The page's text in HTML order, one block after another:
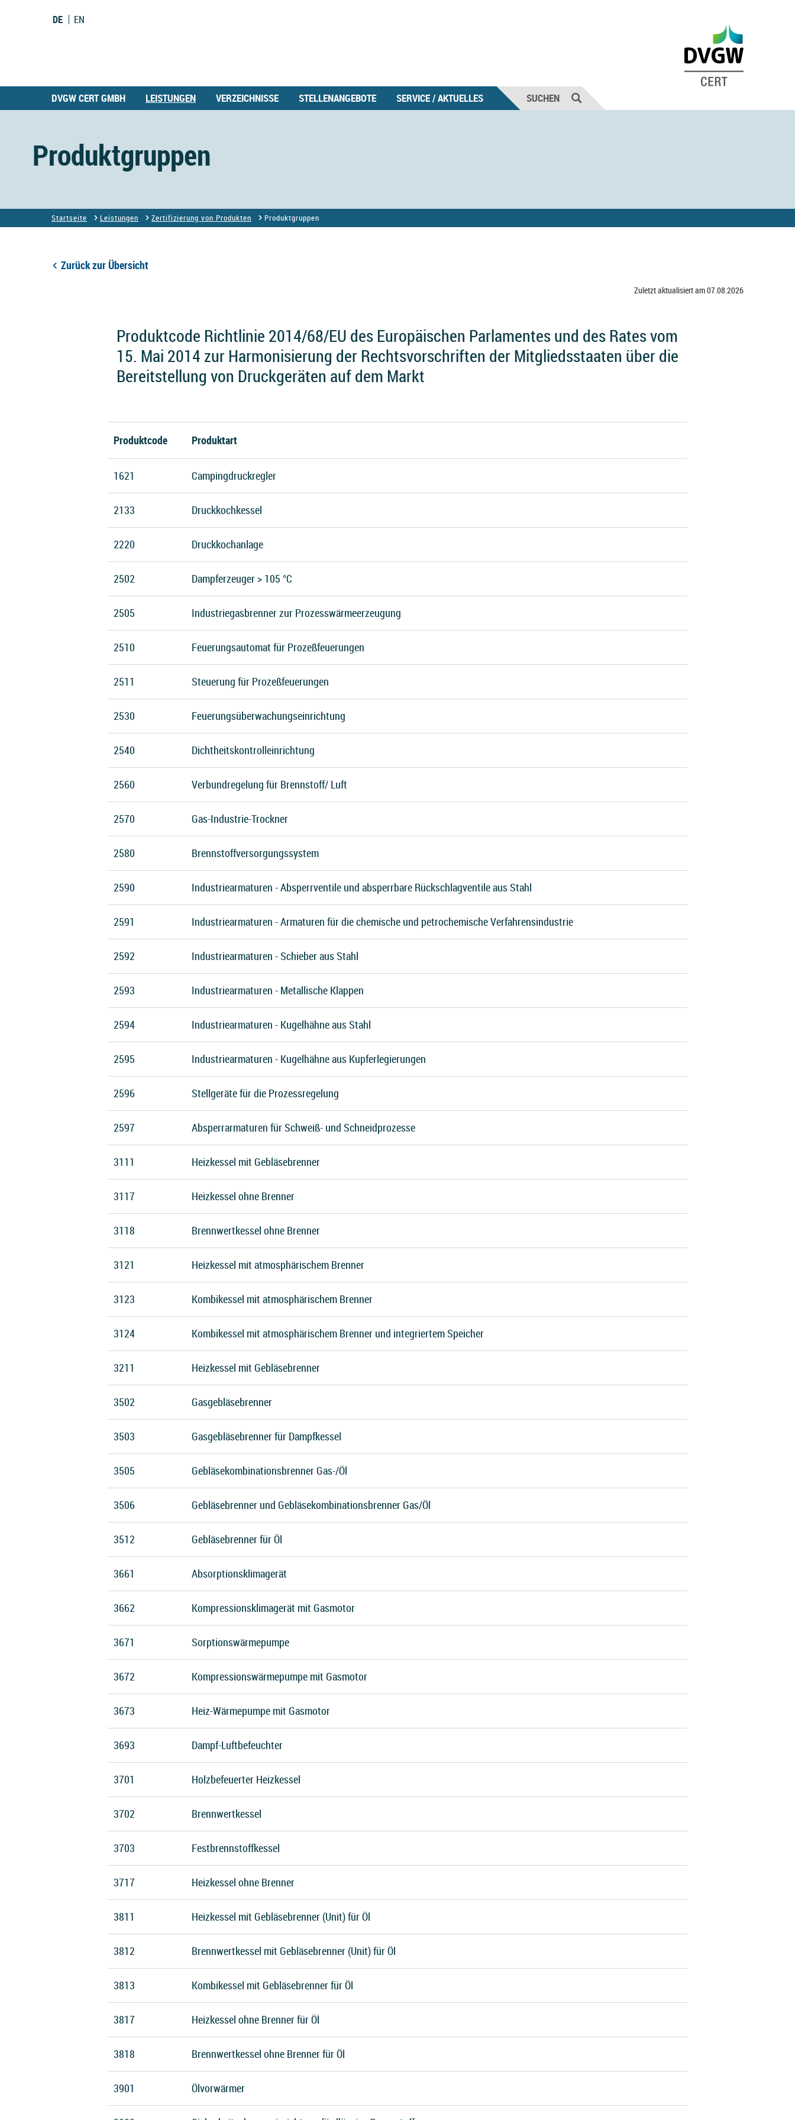
DE EN
DVGW CERT GMBH LEISTUNGEN VERZEICHNISSE STELLENANGEBOTE SERVICE / AKTUELLES SUCHEN
Produktgruppen
Startseite Leistungen Zertifizierung von Produkten Produktgruppen
Zurück zur Übersicht
Zuletzt aktualisiert am 07.08.2026
Produktcode Richtlinie 2014/68/EU des Europäischen Parlamentes und des Rates vom
15. Mai 2014 zur Harmonisierung der Rechtsvorschriften der Mitgliedsstaaten über die
Bereitstellung von Druckgeräten auf dem Markt
Produktcode Produktart
1621 Campingdruckregler
2133 Druckkochkessel
2220 Druckkochanlage
2502 Dampferzeuger > 105 °C
2505 Industriegasbrenner zur Prozesswärmeerzeugung
2510 Feuerungsautomat für Prozeßfeuerungen
2511 Steuerung für Prozeßfeuerungen
2530 Feuerungsüberwachungseinrichtung
2540 Dichtheitskontrolleinrichtung
2560 Verbundregelung für Brennstoff/ Luft
2570 Gas-Industrie-Trockner
2580 Brennstoffversorgungssystem
2590 Industriearmaturen - Absperrventile und absperrbare Rückschlagventile aus Stahl
2591 Industriearmaturen - Armaturen für die chemische und petrochemische Verfahrensindustrie
2592 Industriearmaturen - Schieber aus Stahl
2593 Industriearmaturen - Metallische Klappen
2594 Industriearmaturen - Kugelhähne aus Stahl
2595 Industriearmaturen - Kugelhähne aus Kupferlegierungen
2596 Stellgeräte für die Prozessregelung
2597 Absperrarmaturen für Schweiß- und Schneidprozesse
3111 Heizkessel mit Gebläsebrenner
3117 Heizkessel ohne Brenner
3118 Brennwertkessel ohne Brenner
3121 Heizkessel mit atmosphärischem Brenner
3123 Kombikessel mit atmosphärischem Brenner
3124 Kombikessel mit atmosphärischem Brenner und integriertem Speicher
3211 Heizkessel mit Gebläsebrenner
3502 Gasgebläsebrenner
3503 Gasgebläsebrenner für Dampfkessel
3505 Gebläsekombinationsbrenner Gas-/Öl
3506 Gebläsebrenner und Gebläsekombinationsbrenner Gas/Öl
3512 Gebläsebrenner für Öl
3661 Absorptionsklimagerät
3662 Kompressionsklimagerät mit Gasmotor
3671 Sorptionswärmepumpe
3672 Kompressionswärmepumpe mit Gasmotor
3673 Heiz-Wärmepumpe mit Gasmotor
3693 Dampf-Luftbefeuchter
3701 Holzbefeuerter Heizkessel
3702 Brennwertkessel
3703 Festbrennstoffkessel
3717 Heizkessel ohne Brenner
3811 Heizkessel mit Gebläsebrenner (Unit) für Öl
3812 Brennwertkessel mit Gebläsebrenner (Unit) für Öl
3813 Kombikessel mit Gebläsebrenner für Öl
3817 Heizkessel ohne Brenner für Öl
3818 Brennwertkessel ohne Brenner für Öl
3901 Ölvorwärmer